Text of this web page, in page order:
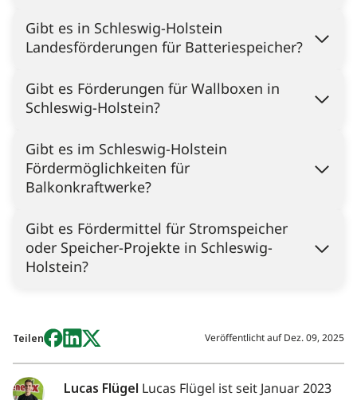
Gibt es in Schleswig-Holstein
Landesförderungen für Batteriespeicher?
Gibt es Förderungen für Wallboxen in
Schleswig-Holstein?
Gibt es im Schleswig-Holstein
Fördermöglichkeiten für
Balkonkraftwerke?
Gibt es Fördermittel für Stromspeicher
oder Speicher-Projekte in Schleswig-
Holstein?
Teilen Veröffentlicht aufDez. 09, 2025
Lucas Flügel Lucas Flügel ist seit Januar 2023